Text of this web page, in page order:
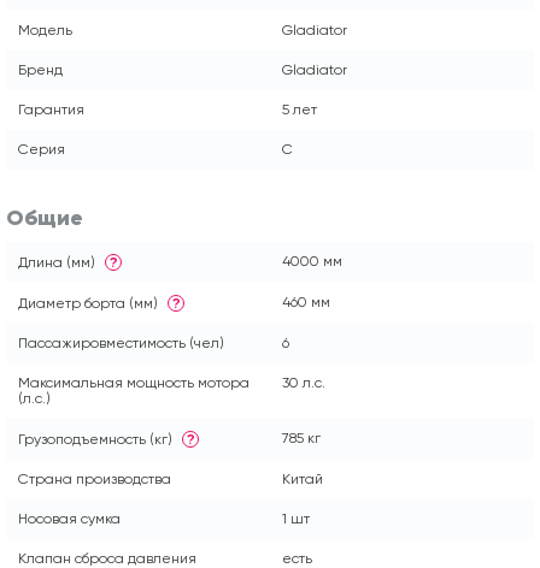
Модель Gladiator
Бренд Gladiator
Гарантия 5 лет
Серия C
Общие
Длина (мм) ? 4000 мм
Диаметр борта (мм) ? 460 мм
Пассажировместимость (чел) 6
Максимальная мощность мотора
(л.с.)
30 л.с.
Грузоподъемность (кг) ? 785 кг
Страна производства Китай
Носовая сумка 1 шт
Клапан сброса давления есть